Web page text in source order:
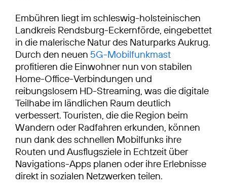
Embühren liegt im schleswig-holsteinischen
Landkreis Rendsburg-Eckernförde, eingebettet
in die malerische Natur des Naturparks Aukrug.
Durch den neuen 5G-Mobilfunkmast
profitieren die Einwohner nun von stabilen
Home-Office-Verbindungen und
reibungslosem HD-Streaming, was die digitale
Teilhabe im ländlichen Raum deutlich
verbessert. Touristen, die die Region beim
Wandern oder Radfahren erkunden, können
nun dank des schnellen Mobilfunks ihre
Routen und Ausflugsziele in Echtzeit über
Navigations-Apps planen oder ihre Erlebnisse
direkt in sozialen Netzwerken teilen.